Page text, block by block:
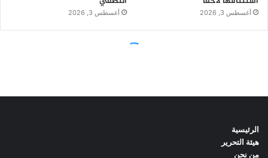
الرئيسية
هيئة التحرير
من نحن